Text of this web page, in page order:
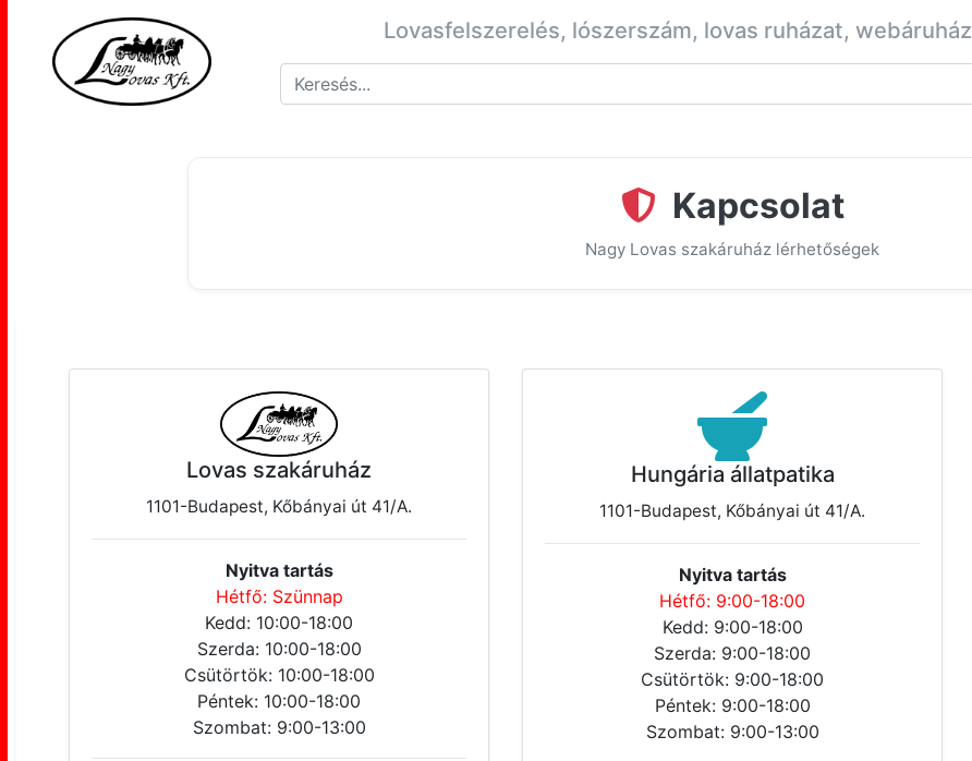
Lovasfelszerelés, lószerszám, lovas ruházat, webáruház
Kapcsolat
Nagy Lovas szakáruház lérhetőségek
Lovas szakáruház
1101-Budapest, Kőbányai út 41/A.
Nyitva tartás
Hétfő: Szünnap
Kedd: 10:00-18:00
Szerda: 10:00-18:00
Csütörtök: 10:00-18:00
Péntek: 10:00-18:00
Szombat: 9:00-13:00
Hungária állatpatika
1101-Budapest, Kőbányai út 41/A.
Nyitva tartás
Hétfő: 9:00-18:00
Kedd: 9:00-18:00
Szerda: 9:00-18:00
Csütörtök: 9:00-18:00
Péntek: 9:00-18:00
Szombat: 9:00-13:00